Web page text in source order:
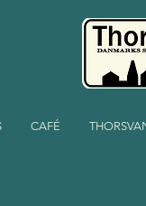
CAFÉ